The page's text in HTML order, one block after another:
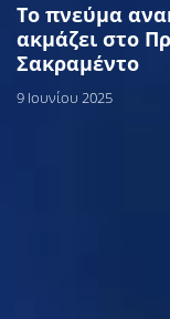
Το πνεύμα
ακμάζει στο
Σακραμέντο
9 Ιουνίου 2025